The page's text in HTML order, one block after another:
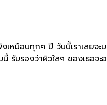
อนทุกๆ ปี วันนี้เราเลยจะม
รับรองว่าผิวใสๆ ของเธอ